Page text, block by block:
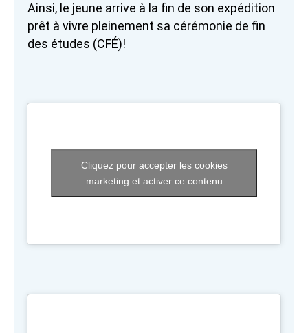
Ainsi, le jeune arrive à la fin de son expédition
prêt à vivre pleinement sa cérémonie de fin
des études (CFÉ)!
Cliquez pour accepter les cookies
marketing et activer ce contenu